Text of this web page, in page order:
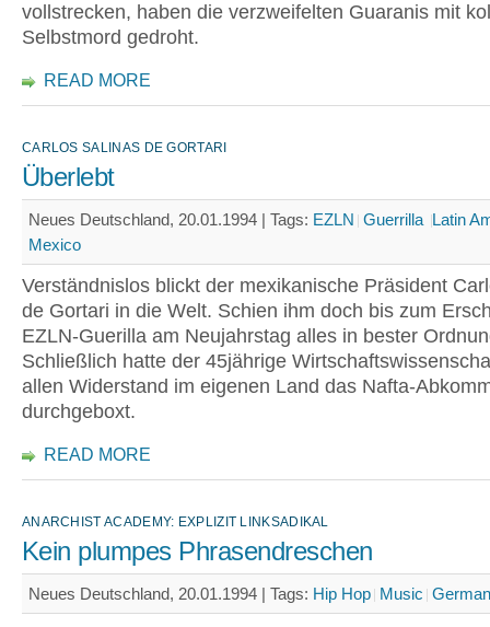
vollstrecken, haben die verzweifelten Guaranis mit
Selbstmord gedroht.
READ MORE
CARLOS SALINAS DE GORTARI
Überlebt
Neues Deutschland, 20.01.1994 | Tags: EZLN Guerrilla Latin
Mexico
Verständnislos blickt der mexikanische Präsident
de Gortari in die Welt. Schien ihm doch bis zum
EZLN-Guerilla am Neujahrstag alles in bester
Schließlich hatte der 45jährige
allen Widerstand im eigenen Land das Nafta-
durchgeboxt.
READ MORE
ANARCHIST ACADEMY: EXPLIZIT LINKSADIKAL
Kein plumpes Phrasendreschen
Neues Deutschland, 20.01.1994 | Tags: Hip Hop Music